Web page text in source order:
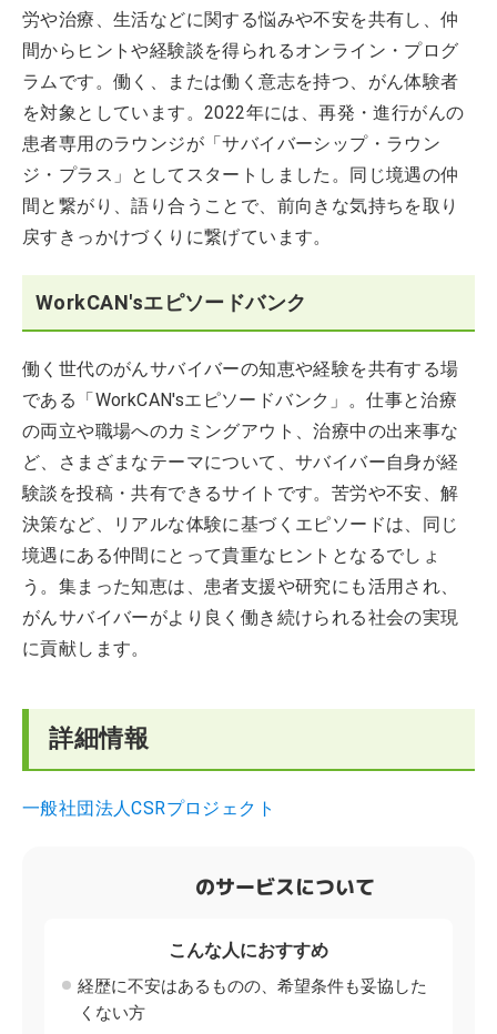
労や治療、生活などに関する悩みや不安を共有し、仲
間からヒントや経験談を得られるオンライン・プログ
ラムです。働く、または働く意志を持つ、がん体験者
を対象としています。2022年には、再発・進行がんの
患者専用のラウンジが「サバイバーシップ・ラウン
ジ・プラス」としてスタートしました。同じ境遇の仲
間と繋がり、語り合うことで、前向きな気持ちを取り
戻すきっかけづくりに繋げています。
WorkCAN'sエピソードバンク
働く世代のがんサバイバーの知恵や経験を共有する場
である「WorkCAN'sエピソードバンク」。仕事と治療
の両立や職場へのカミングアウト、治療中の出来事な
ど、さまざまなテーマについて、サバイバー自身が経
験談を投稿・共有できるサイトです。苦労や不安、解
決策など、リアルな体験に基づくエピソードは、同じ
境遇にある仲間にとって貴重なヒントとなるでしょ
う。集まった知恵は、患者支援や研究にも活用され、
がんサバイバーがより良く働き続けられる社会の実現
に貢献します。
詳細情報
一般社団法人CSRプロジェクト
のサービスについて
こんな人におすすめ
経歴に不安はあるものの、希望条件も妥協した
くない方